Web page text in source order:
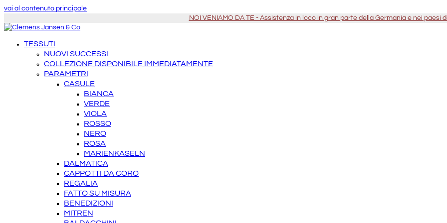
vai al contenuto principale
NOI VENIAMO DA TE - Assistenza in loco in gran parte della Germania e nei paesi
TESSUTI
NUOVI SUCCESSI
COLLEZIONE DISPONIBILE IMMEDIATAMENTE
PARAMETRI
CASULE
BIANCA
VERDE
VIOLA
ROSSO
NERO
ROSA
MARIENKASELN
DALMATICA
CAPPOTTI DA CORO
REGALIA
FATTO SU MISURA
BENEDIZIONI
MITREN